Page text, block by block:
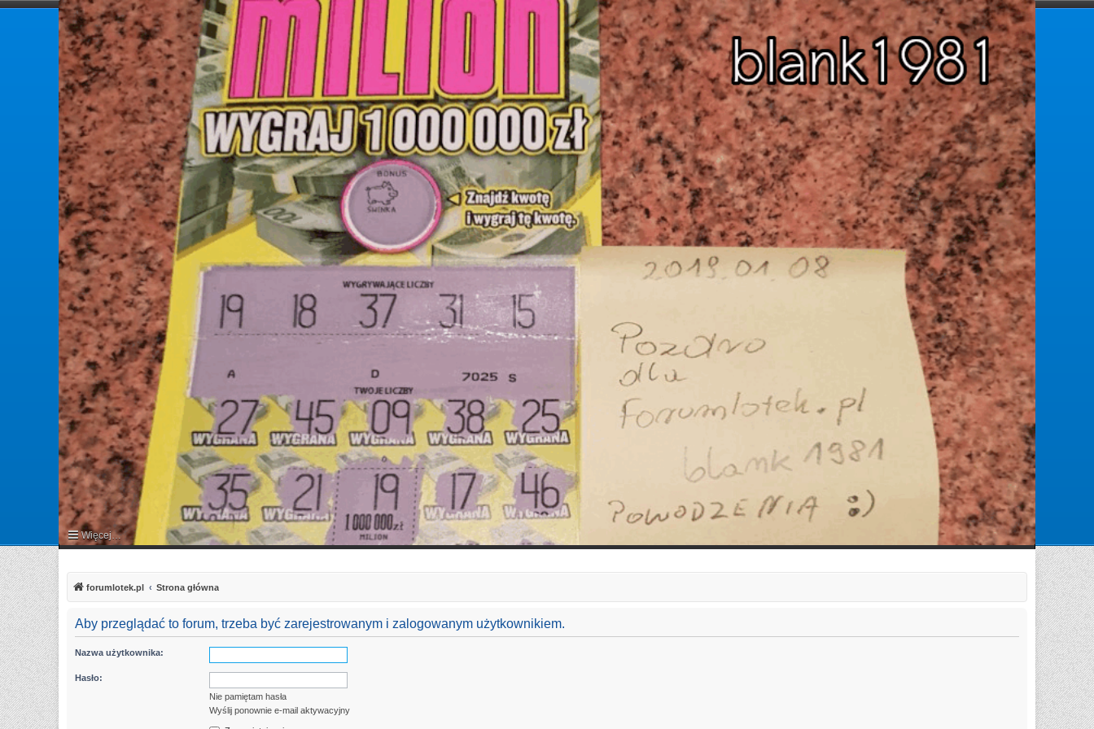
forumlotek.pl
Forum gier liczbowych
Więcej… Zaloguj się
Zarejestruj się
forumlotek.pl Strona główna
Aby przeglądać to forum, trzeba być zarejestrowanym i zalogowanym użytkownikiem.
Nazwa użytkownika:
Hasło:
Nie pamiętam hasła
Wyślij ponownie e-mail aktywacyjny